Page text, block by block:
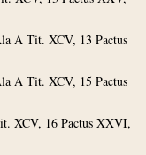
A Tit. XCV, 13 Pactus
A Tit. XCV, 15 Pactus
XCV, 16 Pactus XXVI,